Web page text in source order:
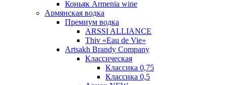
Коньяк Armenia wine
Армянская водка
Премиум водка
ARSSI ALLIANCE
Thiv «Eau de Vie»
Artsakh Brandy Company
Классическая
Классика 0,75
Классика 0,5